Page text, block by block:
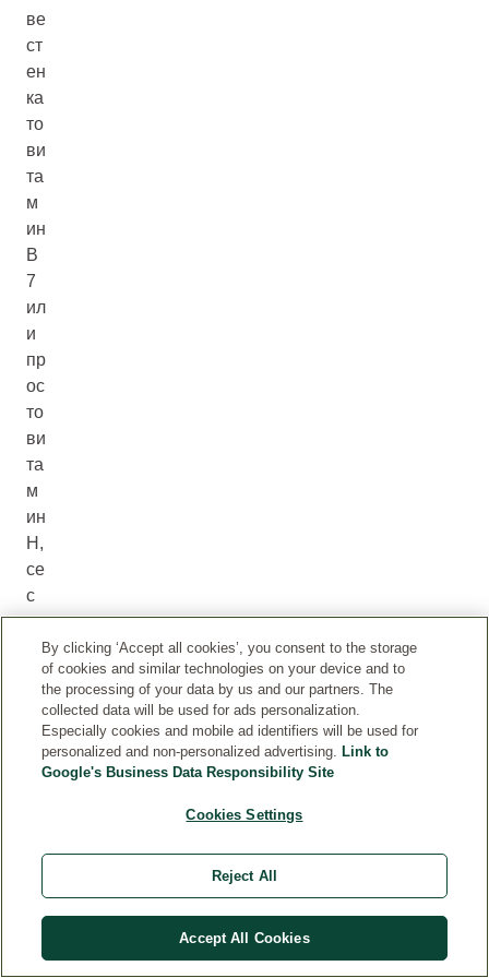
ве
ст
ен
ка
то
ви
та
м
ин
B
7
ил
и
пр
ос
то
ви
та
м
ин
H,
се
с
м
ят
за
на
до
ин
By clicking ‘Accept all cookies’, you consent to the storage
of cookies and similar technologies on your device and to
the processing of your data by us and our partners. The
collected data will be used for ads personalization.
Especially cookies and mobile ad identifiers will be used for
personalized and non-personalized advertising. Link to
Google's Business Data Responsibility Site
Cookies Settings
Reject All
Accept All Cookies